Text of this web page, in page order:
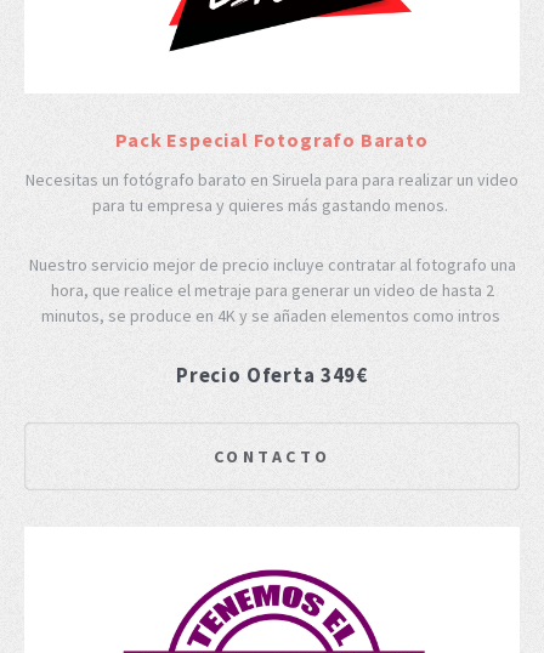
Pack Especial Fotografo Barato
Necesitas un fotógrafo barato en Siruela para para realizar un video
para tu empresa y quieres más gastando menos.
Nuestro servicio mejor de precio incluye contratar al fotografo una
hora, que realice el metraje para generar un video de hasta 2
minutos, se produce en 4K y se añaden elementos como intros
Precio Oferta 349€
CONTACTO